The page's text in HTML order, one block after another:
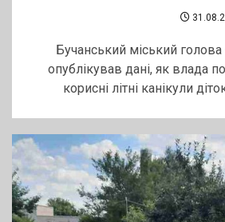
Бучанський міський
опублікував дані, як влада
корисні літні канікули